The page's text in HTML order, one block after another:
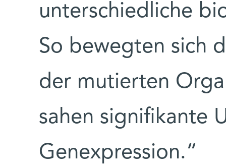
unterschiedliche
So bewegten sich
der mutierten
sahen signifikante
Genexpression.“